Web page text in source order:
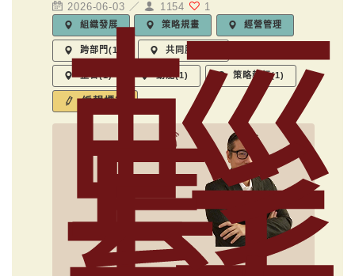
2026-06-03 ／ 1154 1
組織發展 策略規畫 經營管理
跨部門(1) 共同服務(1)
整合(1) 動能(1) 策略執行(1)
編輯標籤
輕